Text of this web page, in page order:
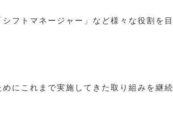
フトマネージャー」など様々な役割を目
にこれまで実施してきた取り組みを継続